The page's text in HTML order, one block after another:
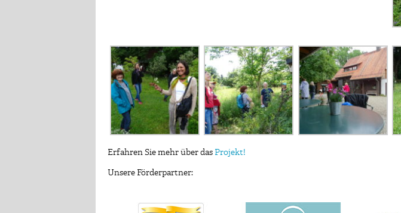
Erfahren Sie mehr über das Projekt!
Unsere Förderpartner: